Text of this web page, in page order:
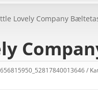
Lovely Company